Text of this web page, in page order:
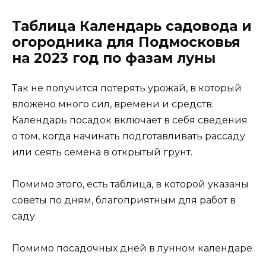
Таблица Календарь садовода и
огородника для Подмосковья
на 2023 год по фазам луны
Так не получится потерять урожай, в который
вложено много сил, времени и средств.
Календарь посадок включает в себя сведения
о том, когда начинать подготавливать рассаду
или сеять семена в открытый грунт.
Помимо этого, есть таблица, в которой указаны
советы по дням, благоприятным для работ в
саду.
Помимо посадочных дней в лунном календаре